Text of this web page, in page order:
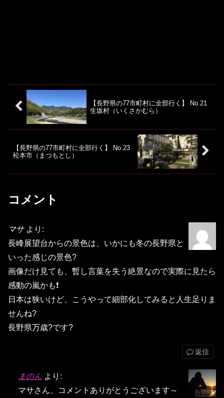
【長野県の77市町村に全部行く】 No.21
生坂村（いくさかむら）
【長野県の77市町村に全部行く】 No.23
松本市（まつもとし）
コメント
マサ より:
長峰展望台からの景色は、いかにも冬の長野県と
いった感じの景色?
画像だけ見ても、暫し言葉を失う絶景なので実際に見たら
感動の嵐かも❗
日本は狭いけど、こうやって細部化してみると人生足りま
せんね?
長野県万歳?です?
返信
まのん より:
マサさん、コメントありがとうございます～